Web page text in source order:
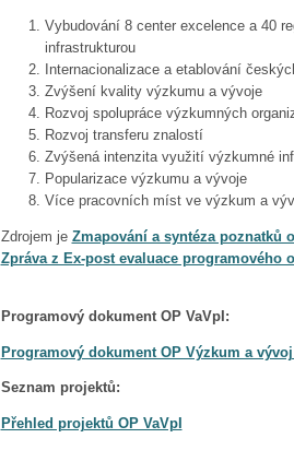
Vybudování 8 center excelence a 40
infrastrukturou
Internacionalizace a etablování
Zvýšení kvality výzkumu a vývoje
Rozvoj spolupráce výzkumných
Rozvoj transferu znalostí
Zvýšená intenzita využití výzkumné
Popularizace výzkumu a vývoje
Více pracovních míst ve výzkum a
Zdrojem je Zmapování a syntéza poznatků
Zpráva z Ex-post evaluace programového
Programový dokument OP VaVpI:
Programový dokument OP Výzkum a
Seznam projektů:
Přehled projektů OP VaVpI